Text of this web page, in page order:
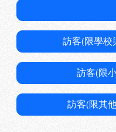
訪客(限學校
訪客(限
訪客(限其